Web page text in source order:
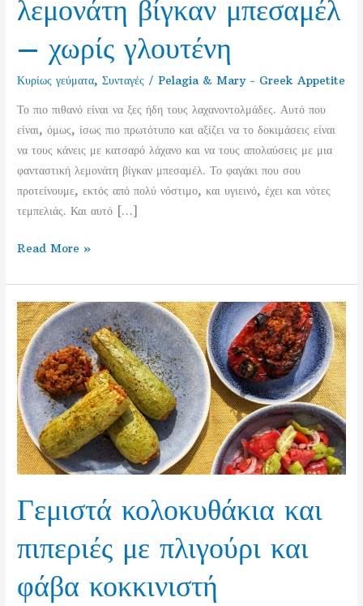
λεμονάτη βίγκαν μπεσαμέλ
– χωρίς γλουτένη
Κυρίως γεύματα,Συνταγές /Pelagia & Mary - Greek Appetite
Το πιο πιθανό είναι να ξες ήδη τους λαχανοντολμάδες. Αυτό που
είναι, όμως, ίσως πιο πρωτότυπο και αξίζει να το δοκιμάσεις είναι
να τους κάνεις με κατσαρό λάχανο και να τους απολαύσεις με μια
φανταστική λεμονάτη βίγκαν μπεσαμέλ. Το φαγάκι που σου
προτείνουμε, εκτός από πολύ νόστιμο, και υγιεινό, έχει και νότες
τεμπελιάς. Και αυτό […]
Λαχανοντολμάδες
λεμονάτη
βίγκαν
μπεσαμέλ
–
χωρίς
γλουτένη
Read More »
Γεμιστά κολοκυθάκια και
πιπεριές με πλιγούρι και
φάβα κοκκινιστή